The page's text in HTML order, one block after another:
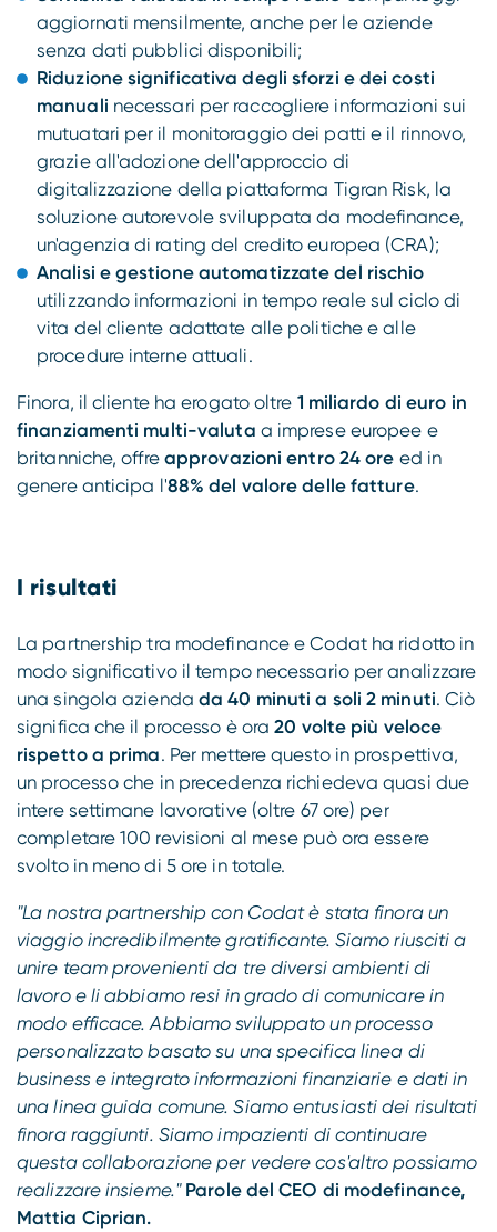
aggiornati mensilmente, anche per le aziende
senza dati pubblici disponibili;
Riduzione significativa degli sforzi e dei costi
manuali necessari per raccogliere informazioni sui
mutuatari per il monitoraggio dei patti e il rinnovo,
grazie all'adozione dell'approccio di
digitalizzazione della piattaforma Tigran Risk, la
soluzione autorevole sviluppata da modefinance,
un'agenzia di rating del credito europea (CRA);
Analisi e gestione automatizzate del rischio
utilizzando informazioni in tempo reale sul ciclo di
vita del cliente adattate alle politiche e alle
procedure interne attuali.
Finora, il cliente ha erogato oltre 1 miliardo di euro in
finanziamenti multi-valuta a imprese europee e
britanniche, offre approvazioni entro 24 ore ed in
genere anticipa l'88% del valore delle fatture.
I risultati
La partnership tra modefinance e Codat ha ridotto in
modo significativo il tempo necessario per analizzare
una singola azienda da 40 minuti a soli 2 minuti. Ciò
significa che il processo è ora20 volte più veloce
rispetto a prima. Per mettere questo in prospettiva,
un processo che in precedenza richiedeva quasi due
intere settimane lavorative (oltre 67 ore) per
completare 100 revisioni al mese può ora essere
svolto in meno di 5 ore in totale.
"La nostra partnership con Codat è stata finora un
viaggio incredibilmente gratificante. Siamo riusciti a
unire team provenienti da tre diversi ambienti di
lavoro e li abbiamo resi in grado di comunicare in
modo efficace. Abbiamo sviluppato un processo
personalizzato basato su una specifica linea di
business e integrato informazioni finanziarie e dati in
una linea guida comune. Siamo entusiasti dei risultati
finora raggiunti. Siamo impazienti di continuare
questa collaborazione per vedere cos'altro possiamo
realizzare insieme." Parole del CEO di modefinance,
Mattia Ciprian.